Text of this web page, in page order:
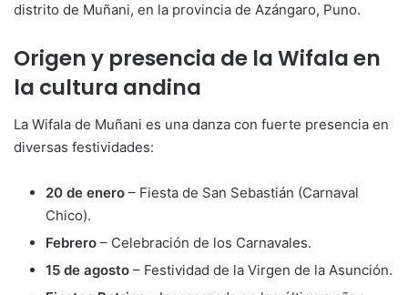
distrito de Muñani, en la provincia de Azángaro, Puno.
Origen y presencia de la Wifala en
la cultura andina
La Wifala de Muñani es una danza con fuerte presencia en
diversas festividades:
20 de enero – Fiesta de San Sebastián (Carnaval
Chico).
Febrero – Celebración de los Carnavales.
15 de agosto – Festividad de la Virgen de la Asunción.